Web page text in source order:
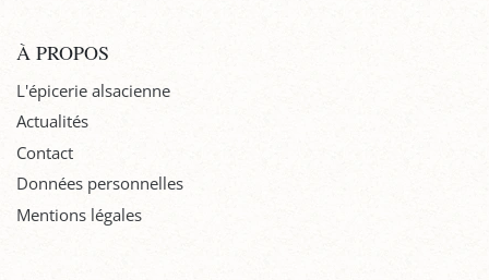
À PROPOS
L'épicerie alsacienne
Actualités
Contact
Données personnelles
Mentions légales